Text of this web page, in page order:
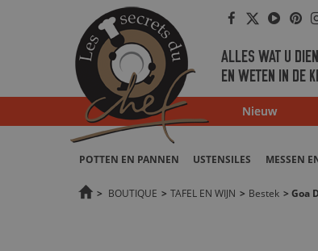
Facebook
Twitter
ALLES WAT U
EN WETEN IN DE
Nieuw
POTTEN EN PANNEN USTENSILES MESSEN
> BOUTIQUE > TAFEL EN WIJN > Bestek > Goa